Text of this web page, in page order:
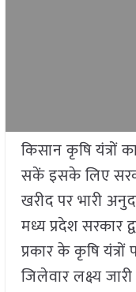
किसान कृषि यंत्रों
सकें इसके लिए
खरीद पर भारी
मध्य प्रदेश सरकार
प्रकार के कृषि
जिलेवार लक्ष्य